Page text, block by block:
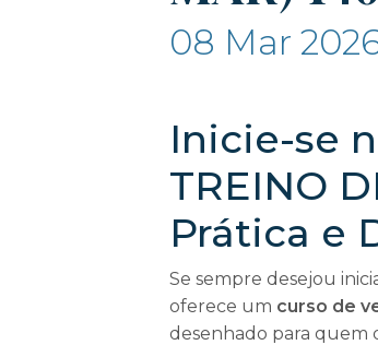
08 Mar
Inicie-se
TREINO
Prática e
Se sempre desejou
oferece um curso de
desenhado para quem